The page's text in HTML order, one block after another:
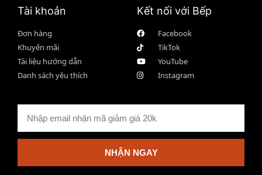
Tài khoản
Đơn hàng
Khuyến mãi
Tài liệu hướng dẫn
Danh sách yêu thích
Kết nối với Bếp
Facebook
TikTok
YouTube
Instagram
NHẬN NGAY